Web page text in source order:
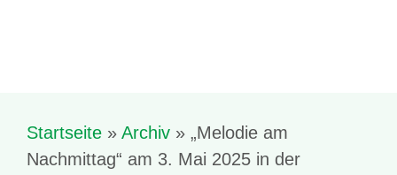
Startseite » Archiv » „Melodie am
Nachmittag“ am 3. Mai 2025 in der